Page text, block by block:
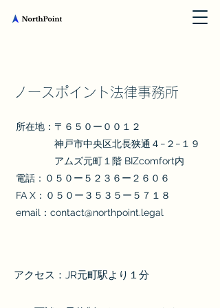
ノースポイント法律事務所
所在地：〒６５０ー００１２
神戸市中央区北長狭通４−２−１９
アムズ元町１階 BIZcomfort内
電話：０５０ー５２３６ー２６０６
FA X：０５０ー３５３５ー５７１８
email： contact@northpoint.legal
アクセス：JR元町駅より１分